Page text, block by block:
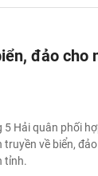
đảo cho
Hải quân phối
về biển,
tỉnh.